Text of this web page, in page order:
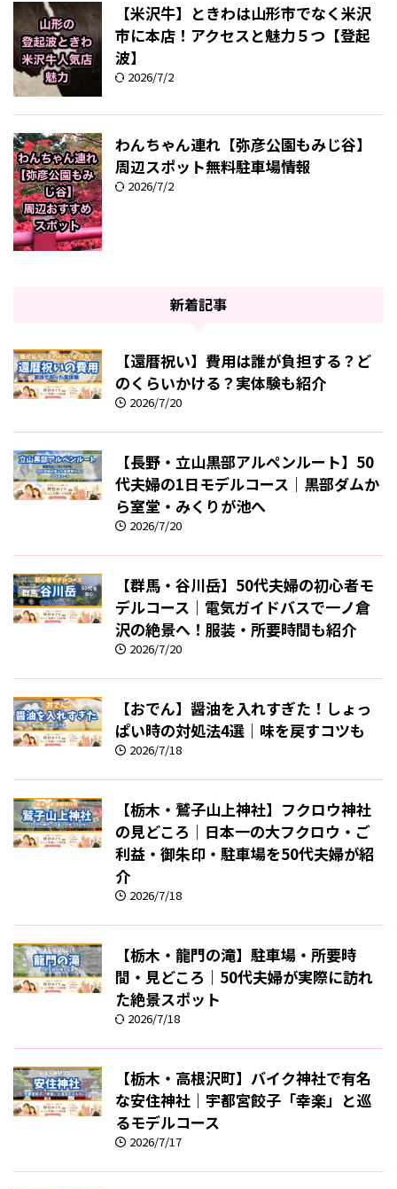
【米沢牛】ときわは山形市でなく米沢
市に本店！アクセスと魅力５つ【登起
波】
2026/7/2
わんちゃん連れ【弥彦公園もみじ谷】
周辺スポット無料駐車場情報
2026/7/2
新着記事
【還暦祝い】費用は誰が負担する？ど
のくらいかける？実体験も紹介
2026/7/20
【長野・立山黒部アルペンルート】50
代夫婦の1日モデルコース｜黒部ダムか
ら室堂・みくりが池へ
2026/7/20
【群馬・谷川岳】50代夫婦の初心者モ
デルコース｜電気ガイドバスで一ノ倉
沢の絶景へ！服装・所要時間も紹介
2026/7/20
【おでん】醤油を入れすぎた！しょっ
ぱい時の対処法4選｜味を戻すコツも
2026/7/18
【栃木・鷲子山上神社】フクロウ神社
の見どころ｜日本一の大フクロウ・ご
利益・御朱印・駐車場を50代夫婦が紹
介
2026/7/18
【栃木・龍門の滝】駐車場・所要時
間・見どころ｜50代夫婦が実際に訪れ
た絶景スポット
2026/7/18
【栃木・高根沢町】バイク神社で有名
な安住神社｜宇都宮餃子「幸楽」と巡
るモデルコース
2026/7/17